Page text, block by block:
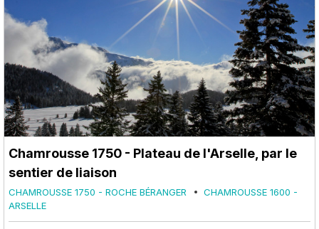
Chamrousse 1750 - Plateau de l'Arselle, par le
sentier de liaison
CHAMROUSSE 1750 - ROCHE BÉRANGER
CHAMROUSSE 1600 -
ARSELLE